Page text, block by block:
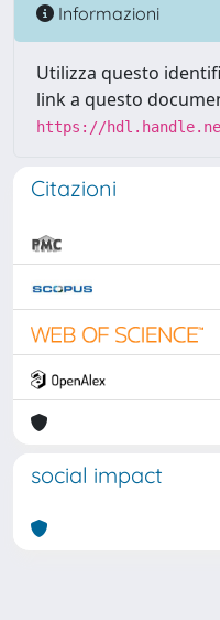
Informazioni
Utilizza questo
link a questo
https://
Citazioni
social impact